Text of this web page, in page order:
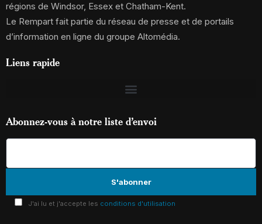
régions de Windsor, Essex et Chatham-Kent.
Le Rempart fait partie du réseau de presse et de portails
d’information en ligne du groupe Altomédia.
Liens rapide
Abonnez-vous à notre liste d’envoi
J'ai lu et j'accepte les conditions d'utilisation